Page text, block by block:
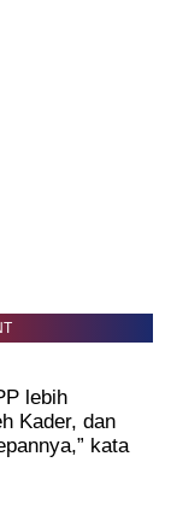
lebih
Kader, dan
kata